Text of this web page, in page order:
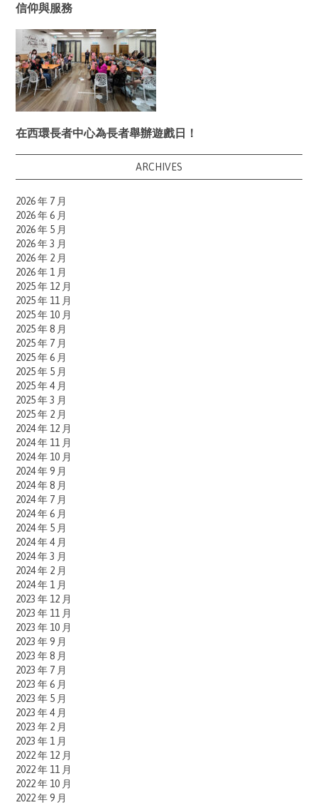
信仰與服務
在西環長者中心為長者舉辦遊戲日！
ARCHIVES
2026 年 7 月
2026 年 6 月
2026 年 5 月
2026 年 3 月
2026 年 2 月
2026 年 1 月
2025 年 12 月
2025 年 11 月
2025 年 10 月
2025 年 8 月
2025 年 7 月
2025 年 6 月
2025 年 5 月
2025 年 4 月
2025 年 3 月
2025 年 2 月
2024 年 12 月
2024 年 11 月
2024 年 10 月
2024 年 9 月
2024 年 8 月
2024 年 7 月
2024 年 6 月
2024 年 5 月
2024 年 4 月
2024 年 3 月
2024 年 2 月
2024 年 1 月
2023 年 12 月
2023 年 11 月
2023 年 10 月
2023 年 9 月
2023 年 8 月
2023 年 7 月
2023 年 6 月
2023 年 5 月
2023 年 4 月
2023 年 2 月
2023 年 1 月
2022 年 12 月
2022 年 11 月
2022 年 10 月
2022 年 9 月